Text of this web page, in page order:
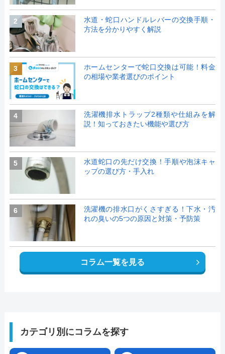
2
水道・蛇口ハンドルレバーの交換手順・
方法を分かりやすく解説
3
ホームセンターで蛇口交換は可能！料金
の相場や業者選びのポイント
4
洗濯機排水トラップ2種類や仕組みを解
説！知っておきたい機能や選び方
5
水道蛇口の先だけ交換！手順や泡沫キャ
ップの選び方・手入れ
6
洗濯機の排水口がくさすぎる！下水・汚
れの臭いの5つの原因と対策・予防策
コラム一覧を見る
カテゴリ別にコラムを探す